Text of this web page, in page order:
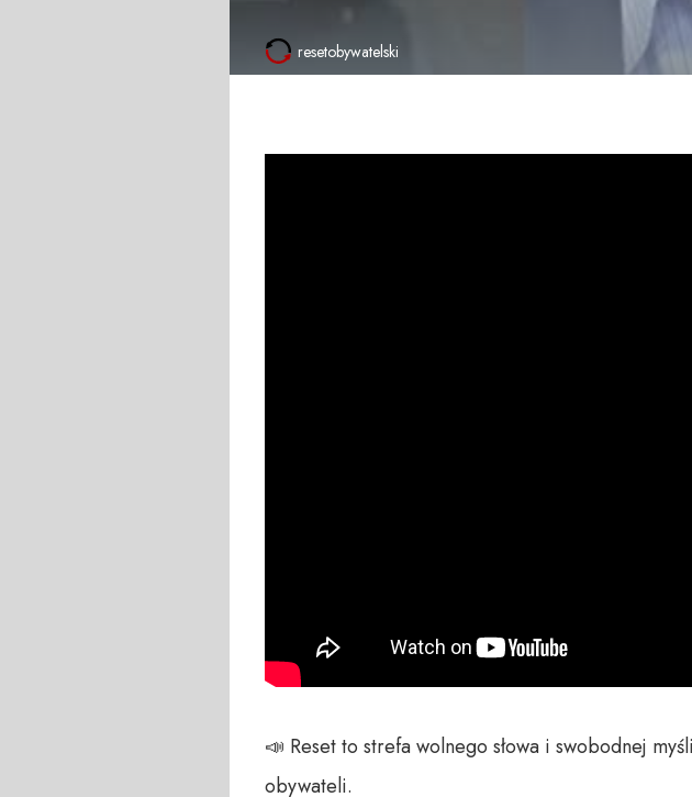
resetobywatelski
📣 Reset to strefa wolnego słowa i swobodnej
obywateli.